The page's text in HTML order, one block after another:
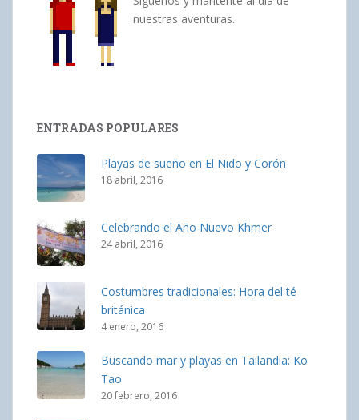
nuestras aventuras.
ENTRADAS POPULARES
Playas de sueño en El Nido y Corón
18 abril, 2016
Celebrando el Año Nuevo Khmer
24 abril, 2016
Costumbres tradicionales: Hora del té
británica
4 enero, 2016
Buscando mar y playas en Tailandia: Ko
Tao
20 febrero, 2016